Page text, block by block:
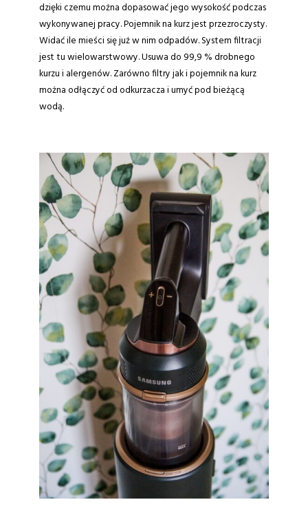
dzięki czemu można dopasować jego wysokość podczas
wykonywanej pracy. Pojemnik na kurz jest przezroczysty.
Widać ile mieści się już w nim odpadów. System filtracji
jest tu wielowarstwowy. Usuwa do 99,9 % drobnego
kurzu i alergenów. Zarówno filtry jak i pojemnik na kurz
można odłączyć od odkurzacza i umyć pod bieżącą
wodą.